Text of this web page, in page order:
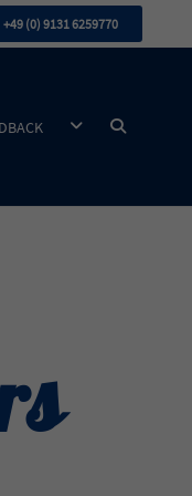
+49 (0) 9131 6259770
DROPDOWN